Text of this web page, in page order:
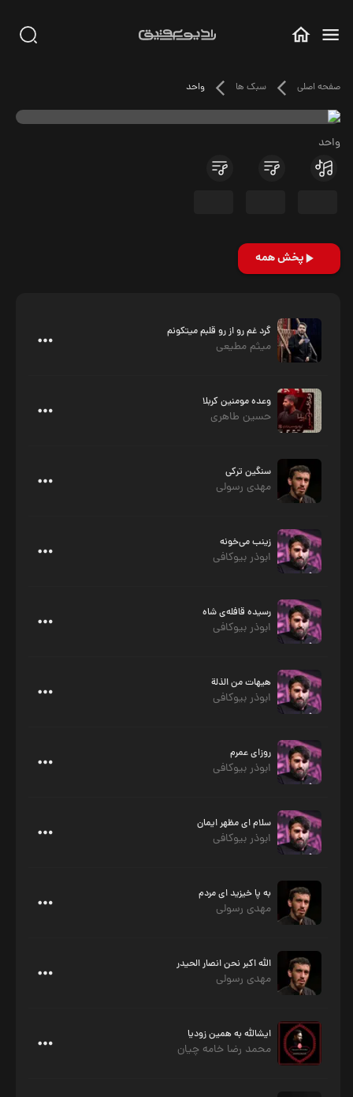
صفحه اصلی سبک ها واحد
واحد
پخش همه
گرد غم رو از رو قلبم میتکونم
میثم مطیعی
وعده مومنین کربلا
حسین طاهری
سنگین ترکی
مهدی رسولی
زینب می‌خونه
ابوذر بیوکافی
رسیده قافله‌ی شاه
ابوذر بیوکافی
هیهات من الذلة
ابوذر بیوکافی
روزای عمرم
ابوذر بیوکافی
سلام ای مظهر ایمان
ابوذر بیوکافی
به پا خیزید ای مردم
مهدی رسولی
الله اکبر نحن انصار الحیدر
مهدی رسولی
ایشالله به همین زودیا
محمد رضا خامه چیان